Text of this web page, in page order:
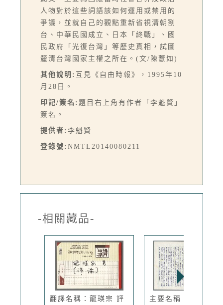
人物對於這些詞語該如何運用或禁用的
爭議，並就自己的觀點重新省視清朝割
台、中華民國成立、日本「終戰」、國
民政府「光復台灣」等歷史真相，試圖
釐清台灣國家主權之所在。(文/陳薏如)
其他說明: 互見《自由時報》，1995年10
月28日。
印記/簽名: 題目右上角有作者「李魁賢」
簽名。
提供者: 李魁賢
登錄號: NMTL20140080211
-相關藏品-
翻譯名稱：龍瑛宗 評 主要名稱：編輯導言